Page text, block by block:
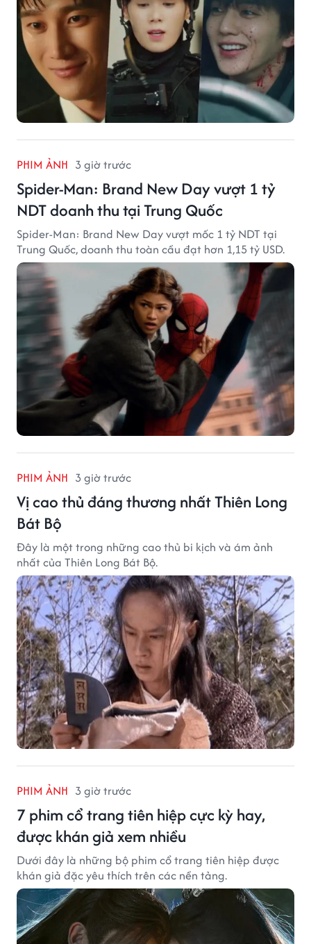
PHIM ẢNH 3 giờ trước
Spider-Man: Brand New Day vượt 1 tỷ
NDT doanh thu tại Trung Quốc
Spider-Man: Brand New Day vượt mốc 1 tỷ NDT tại
Trung Quốc, doanh thu toàn cầu đạt hơn 1,15 tỷ USD.
PHIM ẢNH 3 giờ trước
Vị cao thủ đáng thương nhất Thiên Long
Bát Bộ
Đây là một trong những cao thủ bi kịch và ám ảnh
nhất của Thiên Long Bát Bộ.
PHIM ẢNH 3 giờ trước
7 phim cổ trang tiên hiệp cực kỳ hay,
được khán giả xem nhiều
Dưới đây là những bộ phim cổ trang tiên hiệp được
khán giả đặc yêu thích trên các nền tảng.